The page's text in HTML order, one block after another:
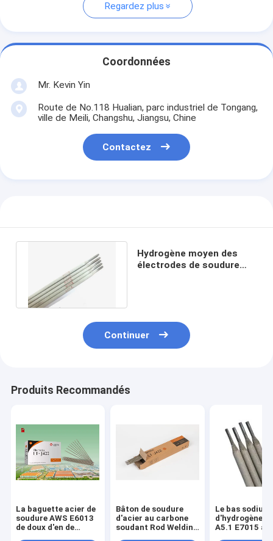
Regardez plus
Coordonnées
Mr. Kevin Yin
Route de No.118 Hualian, parc industriel de Tongang,
ville de Meili, Changshu, Jiangsu, Chine
Contactez
Hydrogène moyen des
électrodes de soudure
Continuer
Produits Recommandés
La baguette acier de
soudure AWS E6013
de doux d'en de
Bâton de soudure
d'acier au carbone
soudant Rod Welding
Le bas sodium
d'hydrogène
A5.1 E7015 a